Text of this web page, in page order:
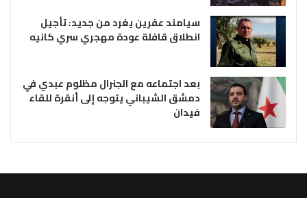
سيامند عفرين يغرد من جديد: تأجيل
انطلاق قافلة عودة مهجري سري كانيه
بعد اجتماعه مع الجنرال مظلوم عبدي في
دمشق الشيباني يتوجه إلى أنقرة للقاء
فيدان